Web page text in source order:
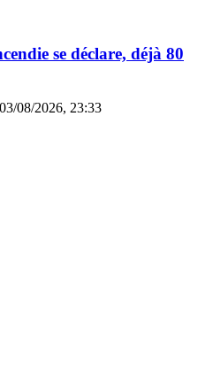
se déclare, déjà 80
03/08/2026, 23:33